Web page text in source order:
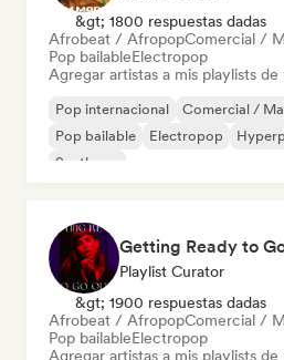
&gt; 1800 respuestas dadas
Afrobeat / AfropopComercial /
Pop bailableElectropop
Agregar artistas a mis playlists
Pop internacional Comercial /
Pop bailable
Electropop
Synthpop
Getting Ready to
Playlist Curator
&gt; 1900 respuestas dadas
Afrobeat / AfropopComercial /
Pop bailableElectropop
Agregar artistas a mis playlists